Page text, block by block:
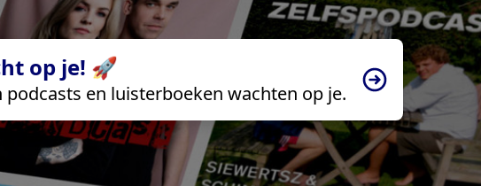
op je! 🚀
en luisterboeken wachten op je.